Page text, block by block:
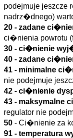
podejmuje jeszcze
nadrz�dnego)
20 - zadane
ci�nienia powrotu
30 - ci�nienie
40 - zadane
41 - minimalne
nie podejmuje
42 - ci�nienie
43 - maksymalne
regulator nie
50 - Ci�nienie za
91 - temperatura